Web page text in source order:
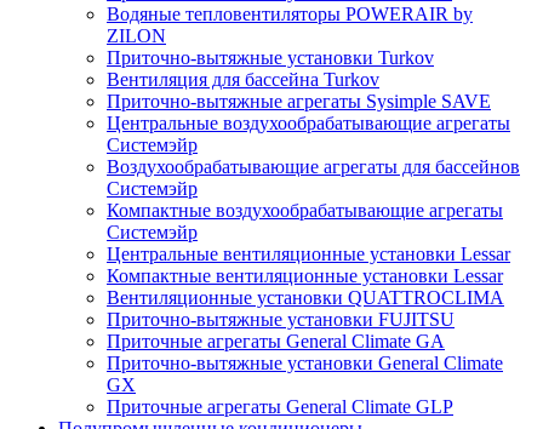
Водяные тепловентиляторы POWERAIR by
ZILON
Приточно-вытяжные установки Turkov
Вентиляция для бассейна Turkov
Приточно-вытяжные агрегаты Sysimple SAVE
Центральные воздухообрабатывающие агрегаты
Системэйр
Воздухообрабатывающие агрегаты для бассейнов
Системэйр
Компактные воздухообрабатывающие агрегаты
Системэйр
Центральные вентиляционные установки Lessar
Компактные вентиляционные установки Lessar
Вентиляционные установки QUATTROCLIMA
Приточно-вытяжные установки FUJITSU
Приточные агрегаты General Climate GA
Приточно-вытяжные установки General Climate
GX
Приточные агрегаты General Climate GLP